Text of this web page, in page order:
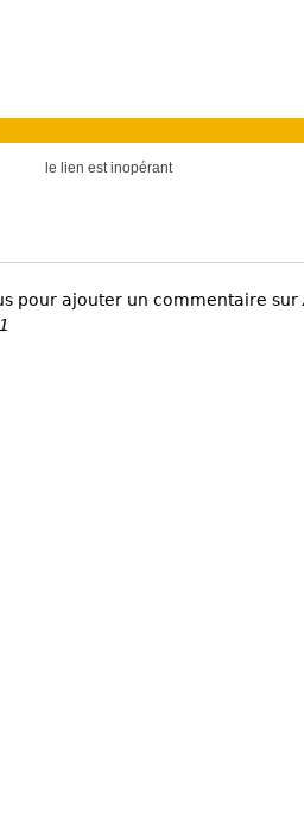
le lien est inopérant
pour ajouter un commentaire sur